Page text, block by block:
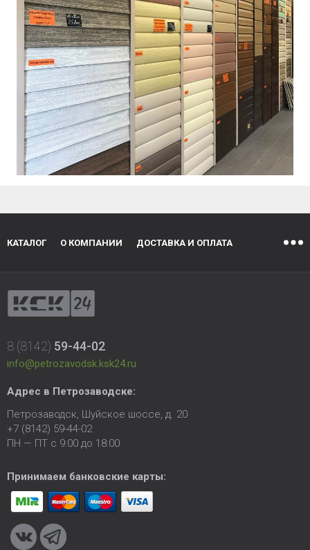
КАТАЛОГ О КОМПАНИИ ДОСТАВКА И ОПЛАТА
8 (8142) 59-44-02
info@petrozavodsk.ksk24.ru
Адрес в Петрозаводске:
Петрозаводск, Шуйское шоссе, д. 20
+7 (8142) 59-44-02
ПН — ПТ с 9:00 до 18:00
Принимаем банковские карты: